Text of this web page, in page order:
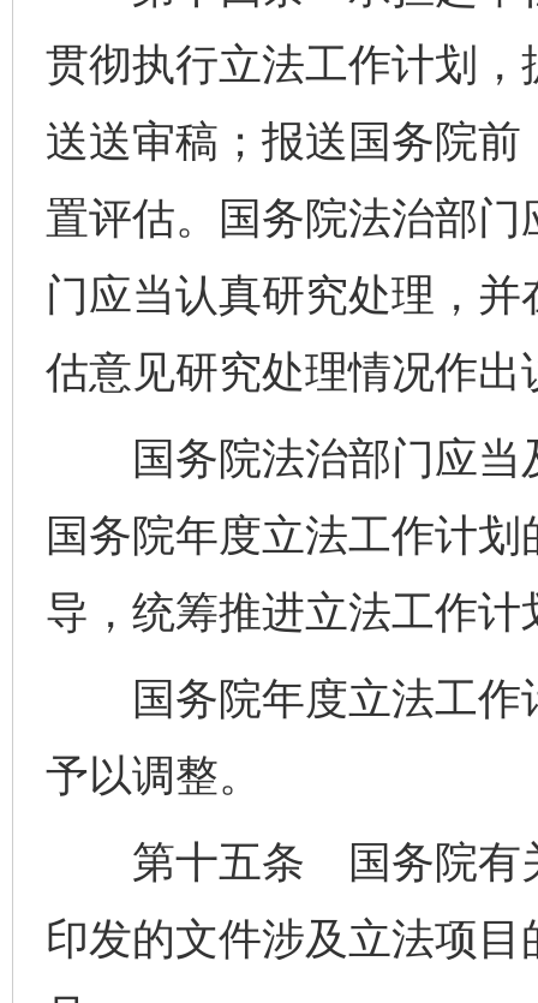
贯彻执行立法工作计划
送送审稿；报送国务院
置评估。国务院法治部
门应当认真研究处理，
估意见研究处理情况作出
国务院法治部门应当
国务院年度立法工作计
导，统筹推进立法工作计
国务院年度立法工作
予以调整。
第十五条 国务院有关
印发的文件涉及立法项